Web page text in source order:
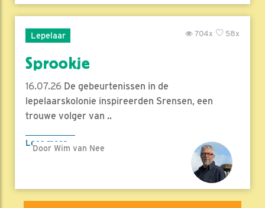
Lepelaar 58x
704x
Sprookje
16.07.26 De gebeurtenissen in de
lepelaarskolonie inspireerden Srensen, een
trouwe volger van ..
Lees meer
Door Wim van Nee